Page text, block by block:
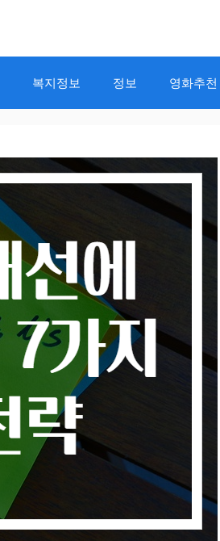
복지정보 정보 영화추천